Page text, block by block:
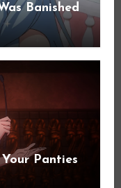
Banished
Panties